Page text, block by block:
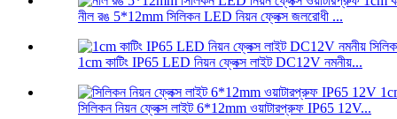
নীল রঙ 5*12mm সিলিকন LED নিয়ন ফ্লেক্স জলরোধী ...
1cm কাটিং IP65 LED নিয়ন ফ্লেক্স লাইট DC12V নমনীয়...
সিলিকন নিয়ন ফ্লেক্স লাইট 6*12mm ওয়াটারপ্রুফ IP65 12V...